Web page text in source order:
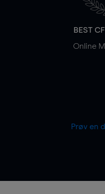
BEST
Online
Prøv en